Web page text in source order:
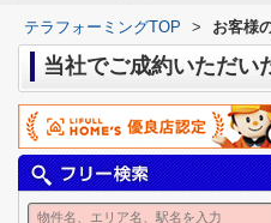
テラフォーミングTOP > お客様
当社でご成約いただい